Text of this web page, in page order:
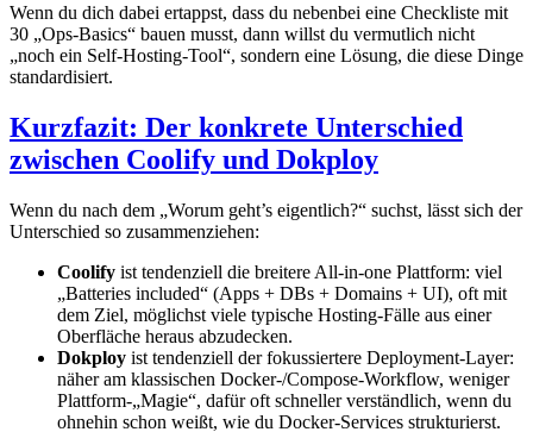
Wenn du dich dabei ertappst, dass du nebenbei eine Checkliste mit
30 „Ops-Basics“ bauen musst, dann willst du vermutlich nicht
„noch ein Self-Hosting-Tool“, sondern eine Lösung, die diese Dinge
standardisiert.
Kurzfazit: Der konkrete Unterschied
zwischen Coolify und Dokploy
Wenn du nach dem „Worum geht’s eigentlich?“ suchst, lässt sich der
Unterschied so zusammenziehen:
Coolify ist tendenziell die breitere All-in-one Plattform: viel
„Batteries included“ (Apps + DBs + Domains + UI), oft mit
dem Ziel, möglichst viele typische Hosting-Fälle aus einer
Oberfläche heraus abzudecken.
Dokploy ist tendenziell der fokussiertere Deployment-Layer:
näher am klassischen Docker-/Compose-Workflow, weniger
Plattform-„Magie“, dafür oft schneller verständlich, wenn du
ohnehin schon weißt, wie du Docker-Services strukturierst.